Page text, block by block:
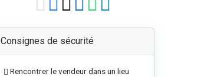
Consignes de sécurité
Rencontrer le vendeur dans un lieu